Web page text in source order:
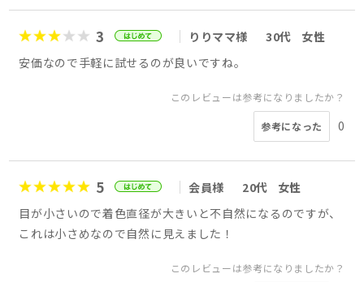
3 りりママ様 30代
女性
安価なので手軽に試せるのが良いですね。
このレビューは参考になりましたか？
参考になった 0
5 会員様 20代
女性
目が小さいので着色直径が大きいと不自然になるのですが、
これは小さめなので自然に見えました！
このレビューは参考になりましたか？